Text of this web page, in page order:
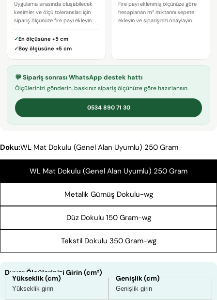
Uygulama sırasında oluşabilecek
kesimler ve ölçü toleransları için
sipariş ölçünüze fire payı ekleyin.
✓En ölçüsüne +5 cm
✓Boy ölçüsüne +5 cm
Fire payı eklenmiş ölçünüze göre
hesaplanan m² miktarını sepete
ekleyin ve siparişinizi onaylayın.
💬 Sipariş sonrası WhatsApp destek hattı
Ölçülerinizi gönderin, baskınız sipariş ölçünüze göre hazırlansın.
0534 890 71 30
Doku:WL Mat Dokulu (Genel Alan Uyumlu) 250 Gram
WL Mat Dokulu (Genel Alan Uyumlu) 250 Gram
Metalik Gümüş Dokulu-wg
Düz Dokulu 150 Gram-wg
Tekstil Dokulu 350 Gram-wg
Duvar Ölçülerinizi Girin (cm²)
Yükseklik (cm) Genişlik (cm)
Bu ürünü paylaş
Paylaş
Facebook'ta
Pinterest'teki
Adınız
E-
posta
adresiniz
Telefonunuz
Mesajın